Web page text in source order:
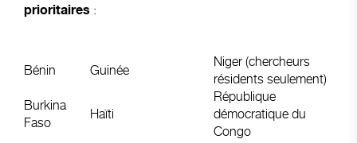
prioritaires :
Bénin Guinée
Niger (chercheurs
résidents seulement)
Burkina
Faso
Haïti
République
démocratique du
Congo